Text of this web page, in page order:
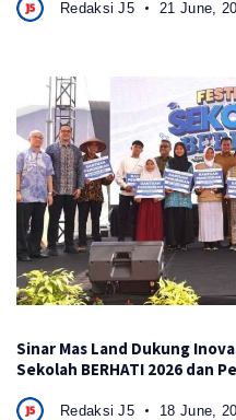
Redaksi J5 21 June,
Sinar Mas Land Dukung
Sekolah BERHATI 2026 dan
Redaksi J5 18 June,